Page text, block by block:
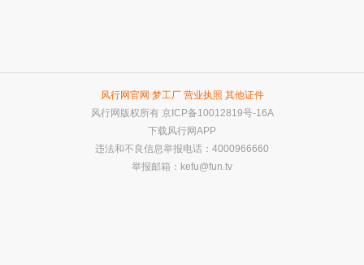
风行网官网 梦工厂 营业执照 其他证件
风行网版权所有 京ICP备10012819号-16A
下载风行网APP
违法和不良信息举报电话：4000966660
举报邮箱： kefu@fun.tv